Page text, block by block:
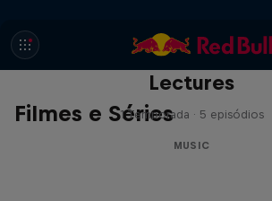
Filmes e Séries
Red Bull Music
Lectures
1 Temporada · 5 episódios
MUSIC